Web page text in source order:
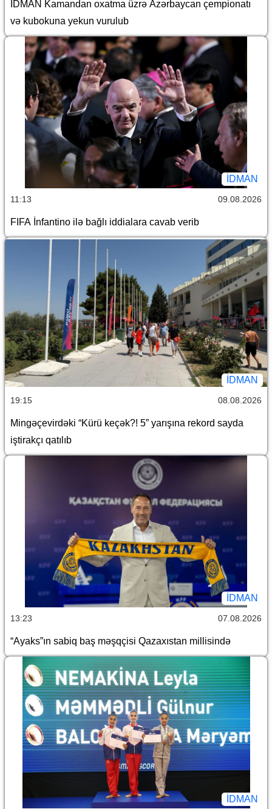
İDMAN Kamandan oxatma üzrə Azərbaycan çempionatı
və kubokuna yekun vurulub
İDMAN
11:13 09.08.2026
FIFA İnfantino ilə bağlı iddialara cavab verib
İDMAN
19:15 08.08.2026
Mingəçevirdəki “Kürü keçək?! 5” yarışına rekord sayda
iştirakçı qatılıb
İDMAN
13:23 07.08.2026
“Ayaks”ın sabiq baş məşqçisi Qazaxıstan millisində
İDMAN